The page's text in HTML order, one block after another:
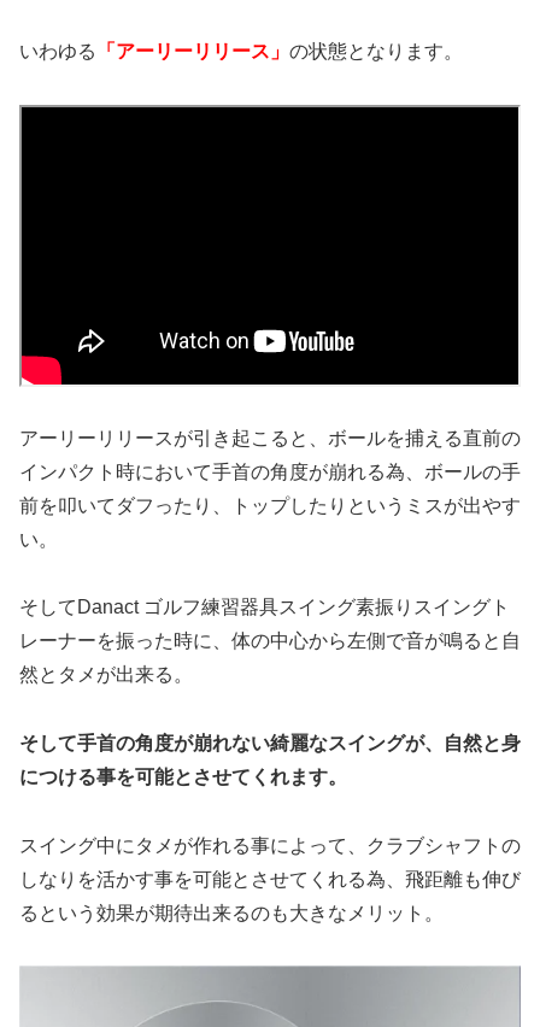
いわゆる 「アーリーリリース」 の状態となります。
アーリーリリースが引き起こると、ボールを捕える直前の
インパクト時において手首の角度が崩れる為、ボールの手
前を叩いてダフったり、トップしたりというミスが出やす
い。
そしてDanact ゴルフ練習器具スイング素振りスイングト
レーナーを振った時に、体の中心から左側で音が鳴ると自
然とタメが出来る。
そして手首の角度が崩れない綺麗なスイングが、自然と身
につける事を可能とさせてくれます。
スイング中にタメが作れる事によって、クラブシャフトの
しなりを活かす事を可能とさせてくれる為、飛距離も伸び
るという効果が期待出来るのも大きなメリット。